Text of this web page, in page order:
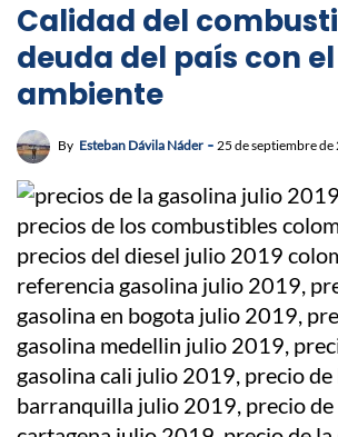
Calidad del
deuda del país con
ambiente
By Esteban Dávila Náder 25 de septiembre de